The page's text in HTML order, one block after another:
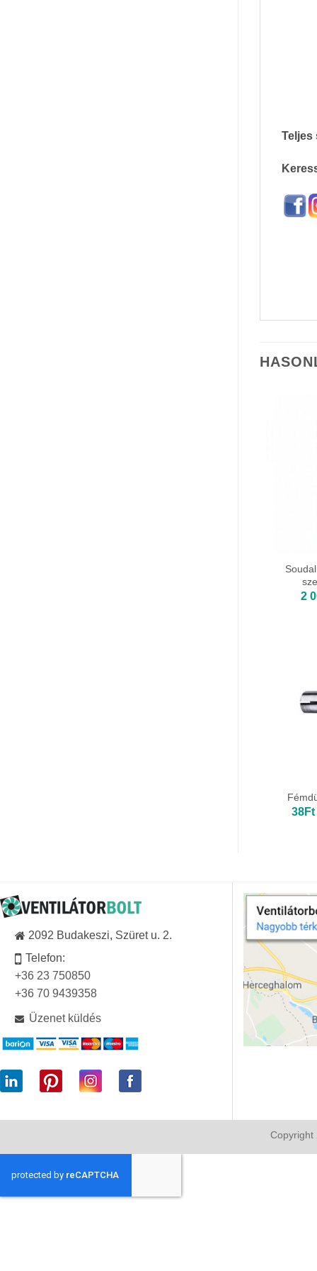
Teljes
2
38Ft
2092 Budakeszi, Szüret u. 2.
Telefon:
+36 23 750850
+36 70 9439358
Üzenet küldés